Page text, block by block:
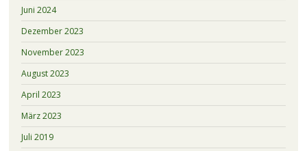
Juni 2024
Dezember 2023
November 2023
August 2023
April 2023
März 2023
Juli 2019